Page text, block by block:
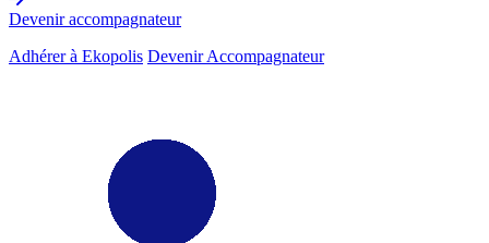
Devenir accompagnateur
Adhérer à Ekopolis Devenir Accompagnateur